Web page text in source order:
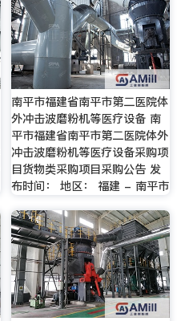
南平市福建省南平市第二医院体
外冲击波磨粉机等医疗设备 南
平市福建省南平市第二医院体外
冲击波磨粉机等医疗设备采购项
目货物类采购项目采购公告 发
布时间： 地区： 福建 - 南平市